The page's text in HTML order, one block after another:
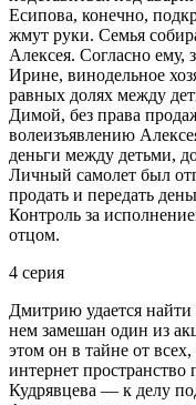
Есипова, конечно,
жмут руки. Семья
Алексея. Согласно ему,
Ирине, винодельное
равных долях между
Димой, без права
волеизъявлению
деньги между детьми,
Личный самолет был
продать и передать
Контроль за
отцом.
4 серия
Дмитрию удается найти
нем замешан один из
этом он в тайне от
интернет пространство
Кудрявцева — к делу